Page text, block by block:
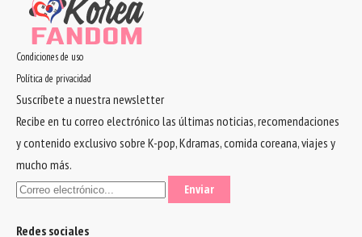
Condiciones de uso
Política de privacidad
Suscríbete a nuestra newsletter
Recibe en tu correo electrónico las últimas noticias, recomendaciones
y contenido exclusivo sobre K-pop, Kdramas, comida coreana, viajes y
mucho más.
Redes sociales